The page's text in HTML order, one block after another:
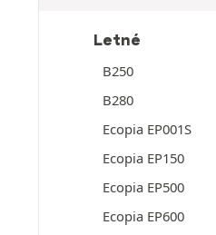
Letné
B250
B280
Ecopia EP001S
Ecopia EP150
Ecopia EP500
Ecopia EP600